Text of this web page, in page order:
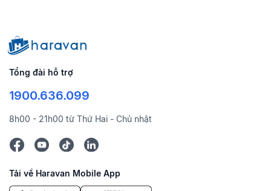
Tổng đài hỗ trợ
1900.636.099
8h00 - 21h00 từ Thứ Hai - Chủ nhật
Tải về Haravan Mobile App